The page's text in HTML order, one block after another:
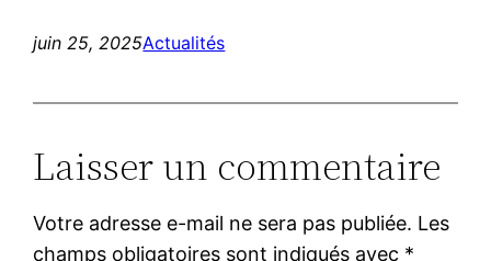
juin 25, 2025Actualités
Laisser un commentaire
Votre adresse e-mail ne sera pas publiée. Les
champs obligatoires sont indiqués avec *